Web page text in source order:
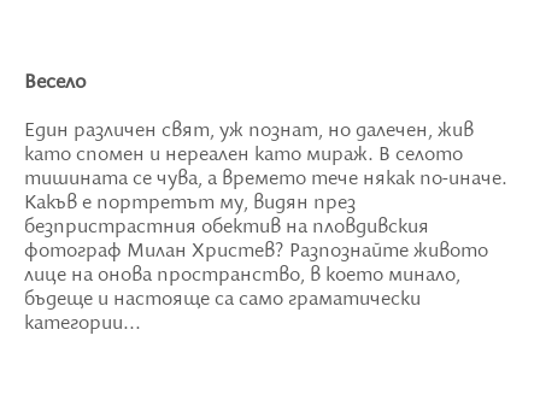
Весело
Един различен свят, уж познат, но далечен, жив
като спомен и нереален като мираж. В селото
тишината се чува, а времето тече някак по-иначе.
Какъв е портретът му, видян през
безпристрастния обектив на пловдивския
фотограф Милан Христев? Разпознайте живото
лице на онова пространство, в което минало,
бъдеще и настояще са само граматически
категории...